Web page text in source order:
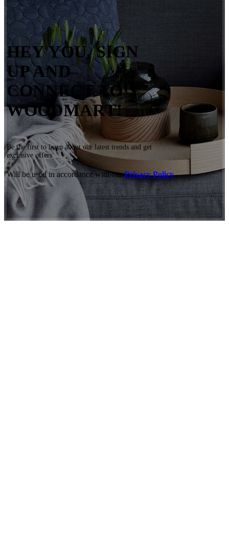
HEY YOU, SIGN
UP AND
CONNECT TO
WOODMART!
Be the first to learn about our latest trends and get
exclusive offers
Will be used in accordance with ourPrivacy Policy